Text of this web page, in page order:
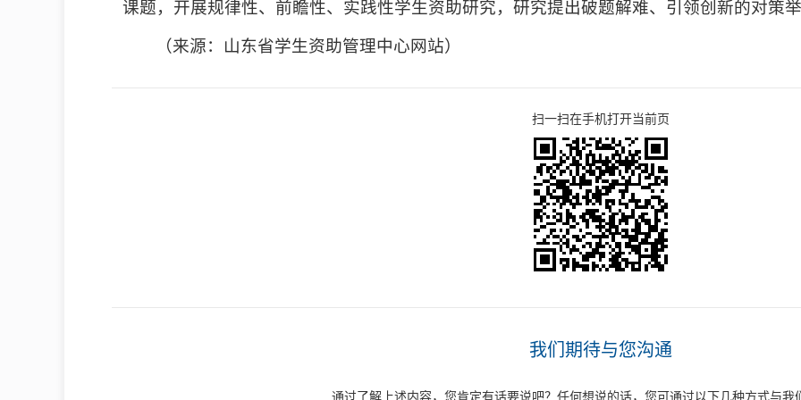
课题，开展规律性、前瞻性、实践性学生资助研究，研究提出破题解难、引领创新的对策举
（来源：山东省学生资助管理中心网站）
扫一扫在手机打开当前页
我们期待与您沟通
通过了解上述内容，您肯定有话要说吧？任何想说的话，您可通过以下几种方式与我